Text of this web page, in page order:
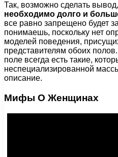
Так, возможно сделать
необходимо долго и
все равно запрещено будет
понимаешь, поскольку нет
моделей поведения,
представителям обоих
поле всегда есть такие,
неспециализированной
описание.
Мифы О Женщинах